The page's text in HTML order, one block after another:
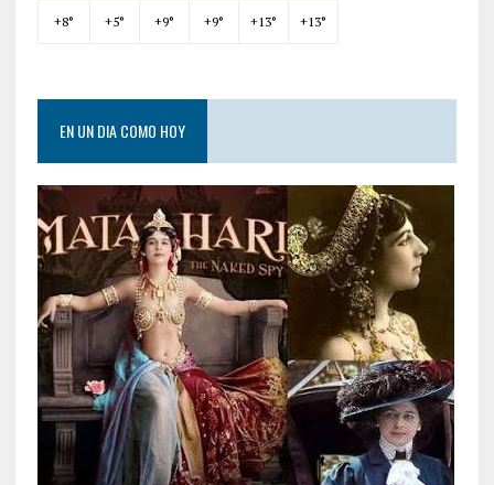
+8° +5° +9° +9° +13° +13°
EN UN DIA COMO HOY